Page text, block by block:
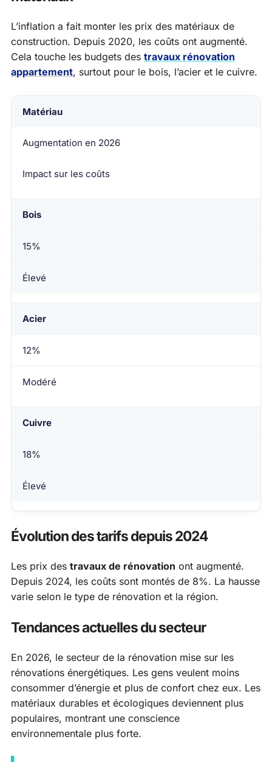
L’inflation a fait monter les prix des matériaux de
construction. Depuis 2020, les coûts ont augmenté.
Cela touche les budgets des travaux rénovation
appartement, surtout pour le bois, l’acier et le cuivre.
Matériau
Augmentation en 2026
Impact sur les coûts
Bois
15%
Élevé
Acier
12%
Modéré
Cuivre
18%
Élevé
Évolution des tarifs depuis 2024
Les prix des travaux de rénovation ont augmenté.
Depuis 2024, les coûts sont montés de 8%. La hausse
varie selon le type de rénovation et la région.
Tendances actuelles du secteur
En 2026, le secteur de la rénovation mise sur les
rénovations énergétiques. Les gens veulent moins
consommer d’énergie et plus de confort chez eux. Les
matériaux durables et écologiques deviennent plus
populaires, montrant une conscience
environnementale plus forte.